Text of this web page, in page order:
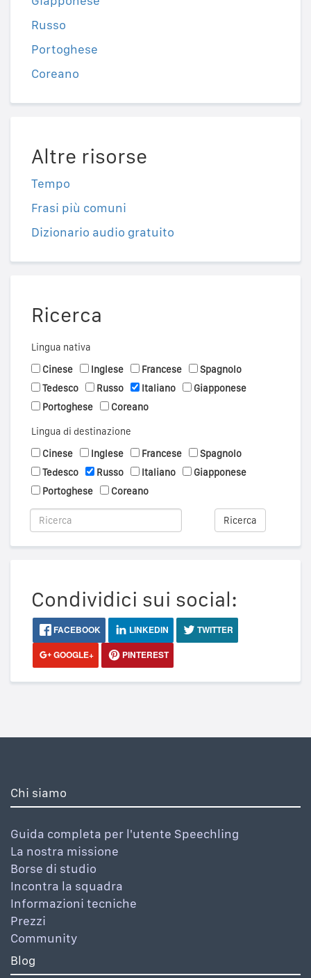
Russo
Portoghese
Coreano
Altre risorse
Tempo
Frasi più comuni
Dizionario audio gratuito
Ricerca
Lingua nativa
Cinese
Inglese Francese
Spagnolo
Tedesco
Russo Italiano
Giapponese
Portoghese
Coreano
Lingua di destinazione
Cinese
Inglese Francese
Spagnolo
Tedesco
Russo Italiano
Giapponese
Portoghese
Coreano
Ricerca
Condividici sui social:
FACEBOOK LINKEDIN
TWITTER
GOOGLE+
PINTEREST
Chi siamo
Guida completa per l'utente Speechling
La nostra missione
Borse di studio
Incontra la squadra
Informazioni tecniche
Prezzi
Community
Blog